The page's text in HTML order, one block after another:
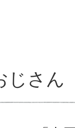
じさん